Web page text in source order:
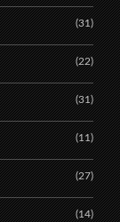
(31)
(22)
(31)
(11)
(27)
(14)